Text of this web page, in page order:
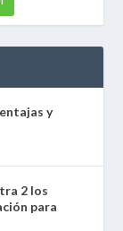
y
2 los
para